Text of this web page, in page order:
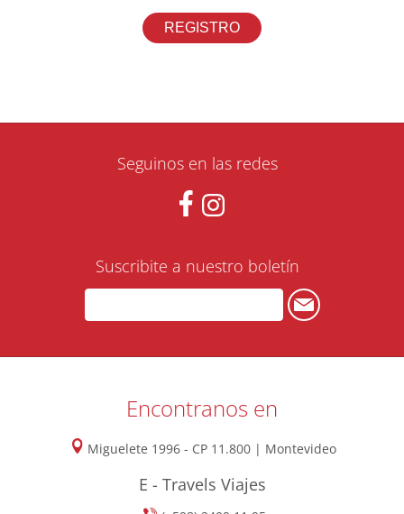
Seguinos en las redes
Suscribite a nuestro boletín
Encontranos en
Miguelete 1996 - CP 11.800 | Montevideo
E - Travels Viajes